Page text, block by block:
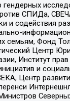
гендерных
СПИДа,
и содействия
семьям, Фонд
Центр
Институт
и
Центр